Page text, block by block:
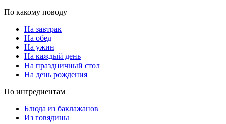
По какому поводу
На завтрак
На обед
На ужин
На каждый день
На праздничный стол
На день рождения
По ингредиентам
Блюда из баклажанов
Из говядины